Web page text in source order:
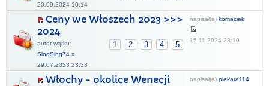
20.09.2024 10:14
Ceny we Włoszech 2023 >>>
2024
1 2 3 4 5
autor wątku:
SingSing74 »
29.07.2023 23:33
napisał(a) komaciek
15.11.2024 23:10
Włochy - okolice Wenecji napisał(a) piekara114